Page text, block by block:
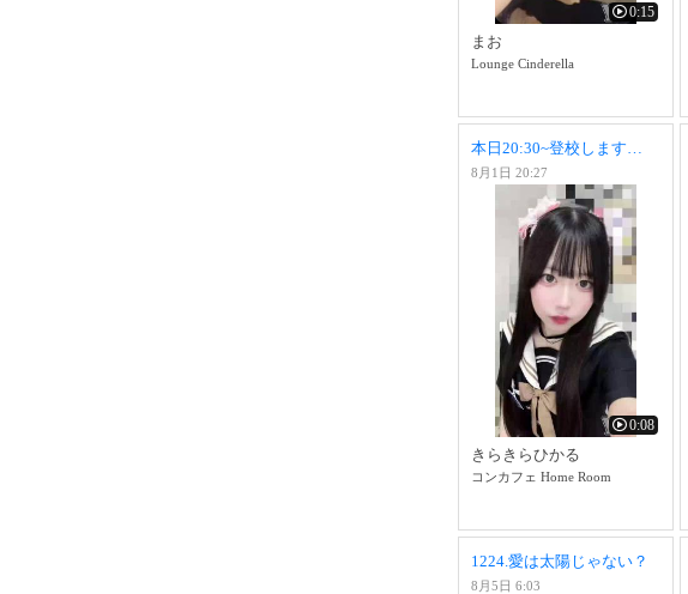
0:15
まお
Lounge Cinderella
本日20:30~登校します👊🏻💫
8月1日 20:27
0:08
きらきらひかる
コンカフェ Home Room
1224.愛は太陽じゃない？
8月5日 6:03